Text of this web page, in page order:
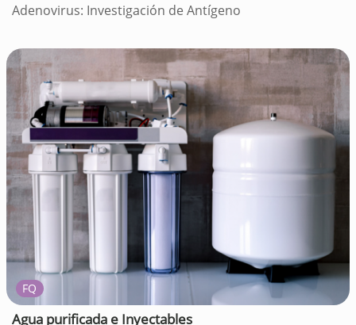
Adenovirus: Investigación de Antígeno
FQ
Agua purificada e Inyectables